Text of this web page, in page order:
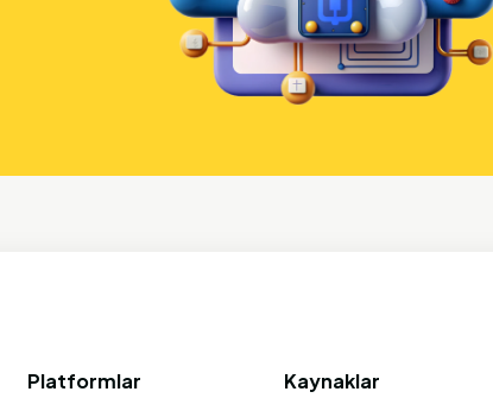
Platformlar Kaynaklar